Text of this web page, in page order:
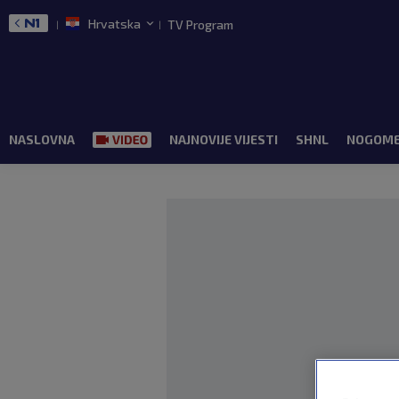
Hrvatska TV Program
NASLOVNA NAJNOVIJE VIJESTI SHNL